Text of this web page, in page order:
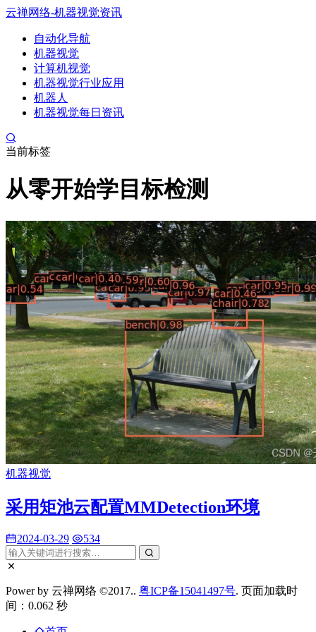
云禅网络-机器视觉资讯
自动化导航
机器视觉
计算机视觉
机器视觉行业应用
机器人
机器视觉每日资讯
当前标签
从零开始学目标检测
机器视觉
采用矩池云配置MMDetection环境
2024-03-29 534
Power by 云禅网络 ©2017.. 粤ICP备15041497号. 页面加载时
间：0.062 秒